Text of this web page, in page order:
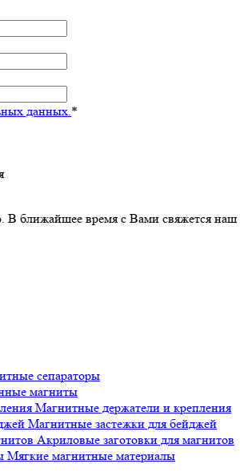
данных.*
ближайшее время с Вами свяжется наш
сепараторы
магниты
Магнитные держатели и крепления
Магнитные застежки для бейджей
Акриловые заготовки для магнитов
Мягкие магнитные материалы